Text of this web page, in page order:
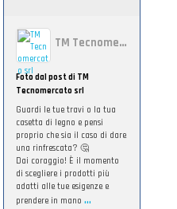
TM Tecnomercato srl
Foto dal post di TM
Tecnomercato srl
Guardi le tue travi o la tua
casetta di legno e pensi
proprio che sia il caso di dare
una rinfrescata? 🤔
Dai coraggio! È il momento
di scegliere i prodotti più
adatti alle tue esigenze e
prendere in mano ...